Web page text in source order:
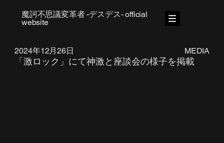
魔訶不思議変革者 -デスデス- official
website
「激ロック」にて神激と座談会の様子を掲載
MEDIA
2024年12月26日